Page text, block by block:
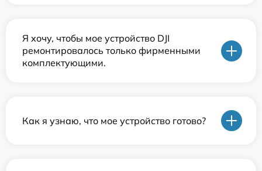
Я хочу, чтобы мое устройство DJI
ремонтировалось только фирменными
комплектующими.
Как я узнаю, что мое устройство готово?